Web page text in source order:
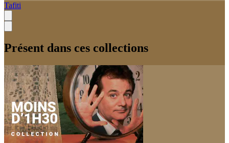
Tafiti
Présent dans ces collections